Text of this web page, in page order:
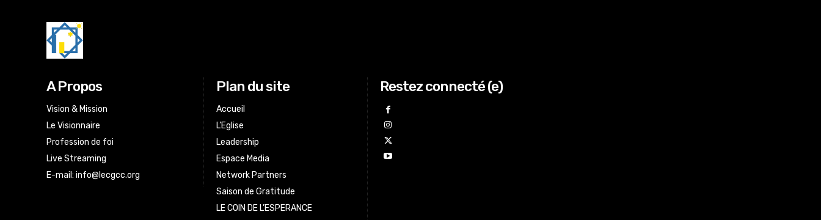
A Propos
Vision & Mission
Le Visionnaire
Profession de foi
Live Streaming
E-mail: info@lecgcc.org
Plan du site
Accueil
L’Eglise
Leadership
Espace Media
Network Partners
Saison de Gratitude
LE COIN DE L’ESPERANCE
Restez connecté (e)